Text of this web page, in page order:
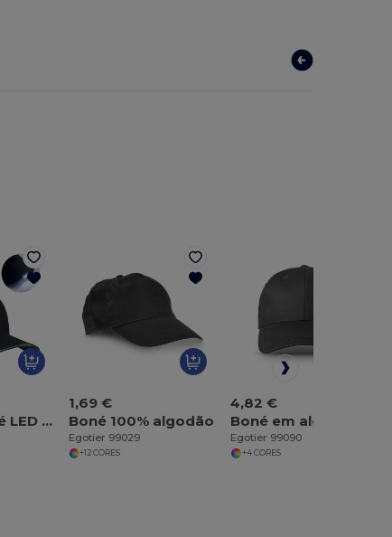
LUZCAP Boné LED de 5 painéis 220gr
1,69 €
Boné 100% algodão
Egotier 99029
+12 CORES
4,82 €
Egotier 99090
+4 CORES